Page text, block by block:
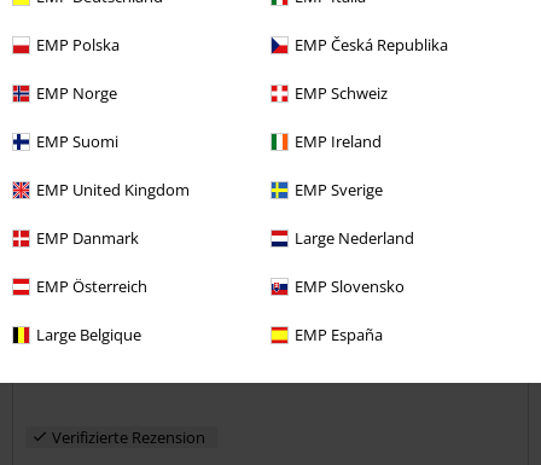
EMP Polska EMP Česká Republika
EMP Norge EMP Schweiz
EMP Suomi EMP Ireland
EMP United Kingdom EMP Sverige
EMP Danmark Large Nederland
EMP Österreich EMP Slovensko
Large Belgique EMP España
Bernadette D.
Geschrieben am: Freitag, 20.01.2023
super
Verifizierte Rezension